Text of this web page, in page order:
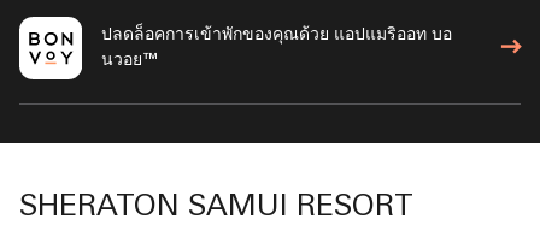
ปลดล็อคการเข้าพักของคุณด้วย แอปแมริออท บอ
นวอย™
SHERATON SAMUI RESORT